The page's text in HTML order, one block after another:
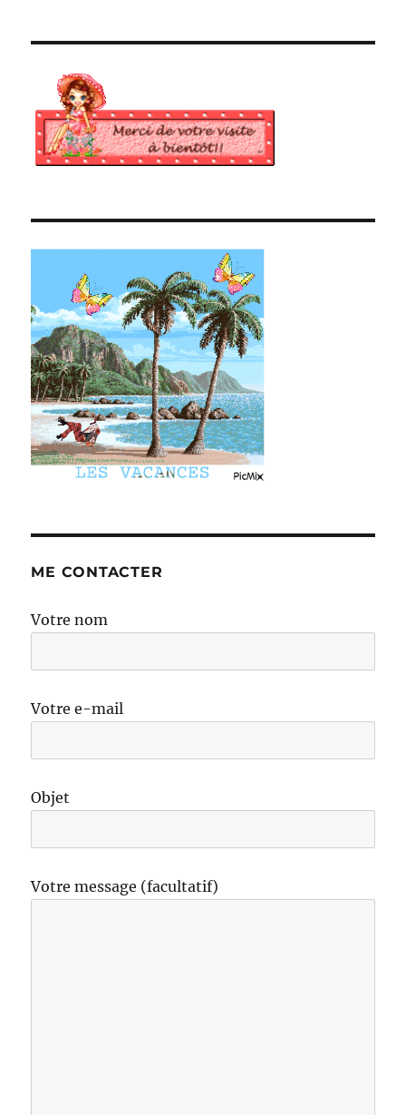
ME CONTACTER
Votre nom
Votre e-mail
Objet
Votre message (facultatif)